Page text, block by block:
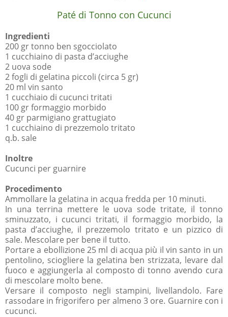
Paté di Tonno con Cucunci
Ingredienti
200 gr tonno ben sgocciolato
1 cucchiaino di pasta d’acciughe
2 uova sode
2 fogli di gelatina piccoli (circa 5 gr)
20 ml vin santo
1 cucchiaio di cucunci tritati
100 gr formaggio morbido
40 gr parmigiano grattugiato
1 cucchiaino di prezzemolo tritato
q.b. sale
Inoltre
Cucunci per guarnire
Procedimento
Ammollare la gelatina in acqua fredda per 10 minuti.
In una terrina mettere le uova sode tritate, il tonno
sminuzzato, i cucunci tritati, il formaggio morbido, la
pasta d’acciughe, il prezzemolo tritato e un pizzico di
sale. Mescolare per bene il tutto.
Portare a ebollizione 25 ml di acqua più il vin santo in un
pentolino, sciogliere la gelatina ben strizzata, levare dal
fuoco e aggiungerla al composto di tonno avendo cura
di mescolare molto bene.
Versare il composto negli stampini, livellandolo. Fare
rassodare in frigorifero per almeno 3 ore. Guarnire con i
cucunci.